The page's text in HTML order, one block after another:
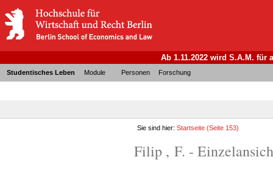
Ab 1.11.2022 wird S.A.M.
Studentisches Leben Module Personen Forschung
Sie sind hier:Startseite (Seite 153)
Filip , F. -